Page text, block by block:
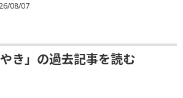
08/07
き」の過去記事を読む